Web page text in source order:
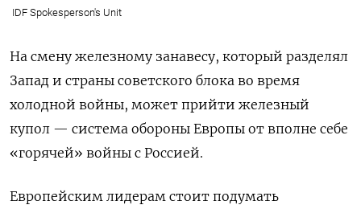
IDF Spokesperson's Unit
На смену железному занавесу, который разделял
Запад и страны советского блока во время
холодной войны, может прийти железный
купол — система обороны Европы от вполне себе
«горячей» войны с Россией.
Европейским лидерам стоит подумать